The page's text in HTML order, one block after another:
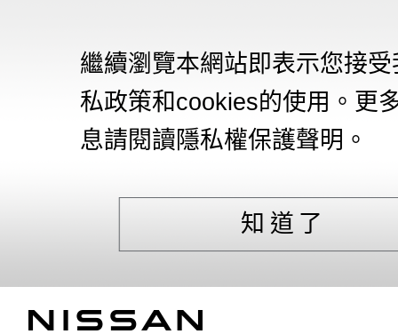
繼續瀏覽本網站即表示您接
私政策和cookies的使用。更
息請閱讀隱私權保護聲明。
知道了